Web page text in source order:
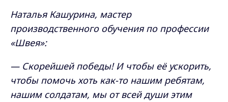
Наталья Кашурина, мастер
производственного обучения по профессии
«Швея»:
— Скорейшей победы! И чтобы её ускорить,
чтобы помочь хоть как-то нашим ребятам,
нашим солдатам, мы от всей души этим